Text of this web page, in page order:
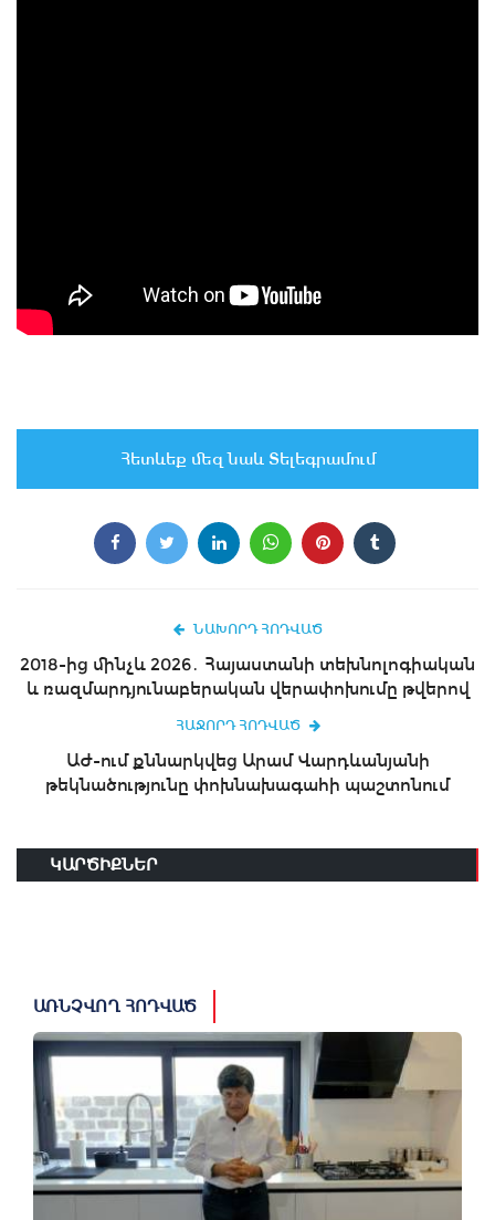
Հետևեք մեզ նաև Տելեգրամում
ՆԱԽՈՐԴ ՀՈԴՎԱԾ
2018-ից մինչև 2026․ Հայաստանի տեխնոլոգիական
և ռազմարդյունաբերական վերափոխումը թվերով
ՀԱՋՈՐԴ ՀՈԴՎԱԾ
ԱԺ-ում քննարկվեց Արամ Վարդևանյանի
թեկնածությունը փոխնախագահի պաշտոնում
ԿԱՐԾԻՔՆԵՐ
ԱՌՆՉՎՈՂ ՀՈԴՎԱԾ